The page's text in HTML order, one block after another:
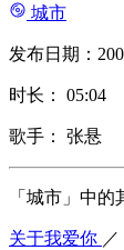
城市
发布日期：
时长： 05:04
歌手： 张悬
「城市」中的
关于我爱你 ／